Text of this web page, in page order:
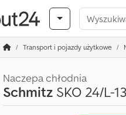
Transport i pojazdy użytkowe
Naczepa chłodnia
Schmitz SKO 24/L-